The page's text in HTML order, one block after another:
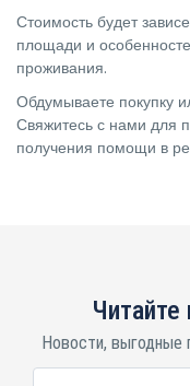
Стоимость будет
площади и
проживания.
Обдумываете покупку
Свяжитесь с нами для
получения помощи в
Читайте
Новости, выгодные